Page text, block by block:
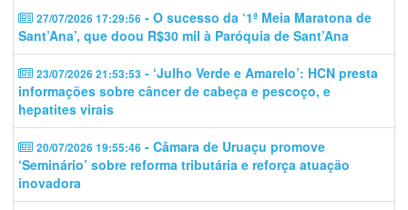
27/07/2026 17:29:56 - O sucesso da ‘1ª Meia Maratona de
Sant’Ana’, que doou R$30 mil à Paróquia de Sant’Ana
23/07/2026 21:53:53 - ‘Julho Verde e Amarelo’: HCN presta
informações sobre câncer de cabeça e pescoço, e
hepatites virais
20/07/2026 19:55:46 - Câmara de Uruaçu promove
‘Seminário’ sobre reforma tributária e reforça atuação
inovadora